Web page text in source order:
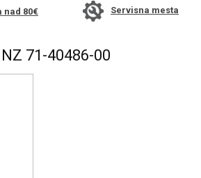
nad 80€ Servisna mesta
71-40486-00